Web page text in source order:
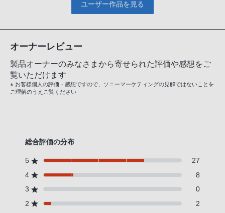
ユーザー作品を見る
オーナーレビュー
製品オーナーのみなさまから寄せられた評価や感想をご
覧いただけます
※ お客様個人の評価・感想ですので、ソニーマーケティングの見解ではないことを
ご理解のうえご覧ください
総合評価の分布
5
27
4
8
3
0
2
2